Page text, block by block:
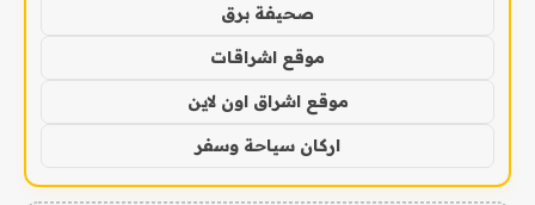
صحيفة برق
موقع اشراقات
موقع اشراق اون لاين
اركان سياحة وسفر